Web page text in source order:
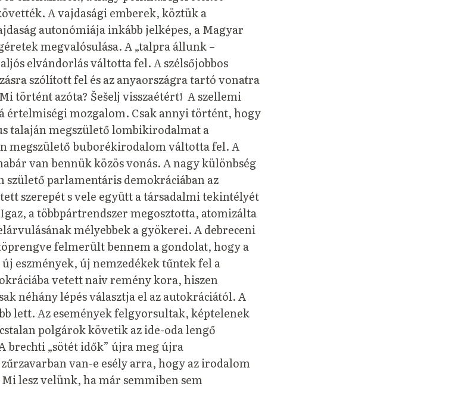
A vajdasági emberek, köztük a
autonómiája inkább jelképes, a Magyar
megvalósulása. A „talpra állunk –
elvándorlás váltotta fel. A szélsőjobbos
szólított fel és az anyaországra tartó vonatra
történt azóta? Šešelj visszaétért! A szellemi
értelmiségi mozgalom. Csak annyi történt, hogy
talaján megszülető lombikirodalmat a
megszülető buborékirodalom váltotta fel. A
van bennük közös vonás. A nagy különbség
születő parlamentáris demokráciában az
szerepét s vele együtt a társadalmi tekintélyét
a többpártrendszer megosztotta, atomizálta
mélyebbek a gyökerei. A debreceni
felmerült bennem a gondolat, hogy a
eszmények, új nemzedékek tűntek fel a
vetett naiv remény kora, hiszen
néhány lépés választja el az autokráciától. A
lett. Az események felgyorsultak, képtelenek
polgárok követik az ide-oda lengő
„sötét idők” újra meg újra
van-e esély arra, hogy az irodalom
lesz velünk, ha már semmiben sem